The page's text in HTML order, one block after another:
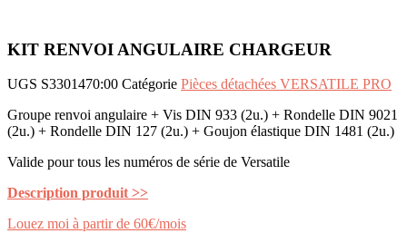
KIT RENVOI ANGULAIRE CHARGEUR
UGS S3301470:00 Catégorie Pièces détachées VERSATILE PRO
Groupe renvoi angulaire + Vis DIN 933 (2u.) + Rondelle DIN 9021
(2u.) + Rondelle DIN 127 (2u.) + Goujon élastique DIN 1481 (2u.)
Valide pour tous les numéros de série de Versatile
Description produit >>
Louez moi à partir de 60€/mois